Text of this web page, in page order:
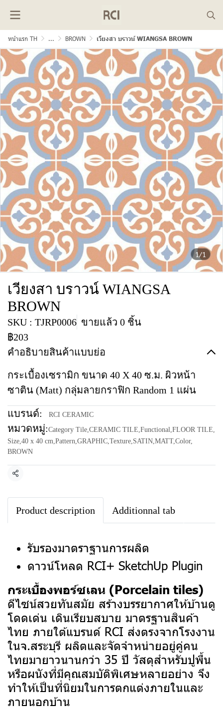
หน้าแรก TH ... BROWN เวียงสา บราวน์ WIANGSA BROWN
1/1
เวียงสา บราวน์ WIANGSA
BROWN
SKU : TJRP0006 ขายแล้ว 0 ชิ้น
฿203
คำอธิบายสินค้าแบบย่อ
กระเบื้องเซรามิก ขนาด 40 X 40 ซ.ม. ผิวหน้า
ซาติน (Matt) กลุ่มลายกราฟิก Random 1 แผ่น
แบรนด์: RCI CERAMIC
หมวดหมู่:Category Tile,CERAMIC TILE,Functional,FLOOR TILE,
Size,40 x 40 cm,Pattern,GRAPHIC,Texture,SATIN,MATT,Color,
BROWN
แชร์
Product description Additionnal tab
รับรองมาตราฐานการผลิต
ดาวน์โหลด RCI+ SketchUp Plugin
กระเบื้องพอร์ซเลน (Porcelain tiles)
ดีไซน์สวยทันสมัย สร้างบรรยากาศให้บ้านดู
โดดเด่น เดินเรียบสบาย มาตรฐานสินค้า
ไทย ภายใต้แบรนด์ RCI ส่งตรงจากโรงงาน
ในจ.สระบุรี ผลิตและจัดจำหน่ายอยู่คู่คน
ไทยมายาวนานกว่า 35 ปี วัสดุสำหรับปูพื้น
หรือผนังที่มีคุณสมบัติพิเศษหลายอย่าง จึง
ทำให้เป็นที่นิยมในการตกแต่งภายในและ
ภายนอกบ้าน